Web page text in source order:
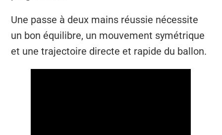
Une passe à deux mains réussie nécessite
un bon équilibre, un mouvement symétrique
et une trajectoire directe et rapide du ballon.